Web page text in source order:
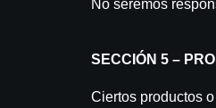
No seremos
SECCIÓN 5 –
Ciertos productos